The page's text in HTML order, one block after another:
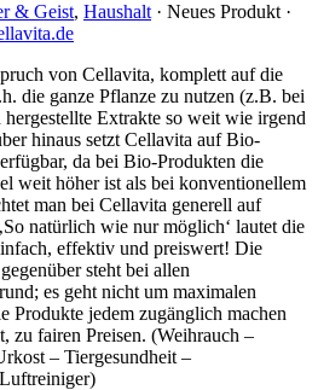
& Geist, Haushalt · Neues Produkt ·
von Cellavita, komplett auf die
die ganze Pflanze zu nutzen (z.B. bei
Extrakte so weit wie irgend
hinaus setzt Cellavita auf Bio-
da bei Bio-Produkten die
weit höher ist als bei konventionellem
man bei Cellavita generell auf
natürlich wie nur möglich‘ lautet die
effektiv und preiswert! Die
steht bei allen
es geht nicht um maximalen
Produkte jedem zugänglich machen
zu fairen Preisen. (Weihrauch –
– Tiergesundheit –